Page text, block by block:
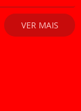
VER MAIS